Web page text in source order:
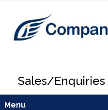
Sales/Enquiries
Menu